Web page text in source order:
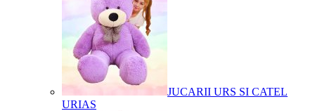
JUCARII URS SI CATEL
URIAS